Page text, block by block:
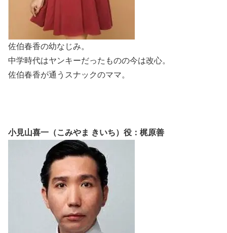
佐伯春香の幼なじみ。
中学時代はヤンキーだったものの今は改心。
佐伯春香が通うスナックのママ。
小見山喜一（こみやま きいち）役：梶原善